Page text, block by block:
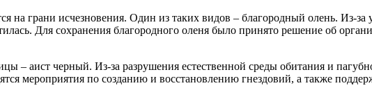
на грани исчезновения. Один из таких видов – благородный олень. Из-
Для сохранения благородного оленя было принято решение об
– аист черный. Из-за разрушения естественной среды обитания и
мероприятия по созданию и восстановлению гнездовий, а также